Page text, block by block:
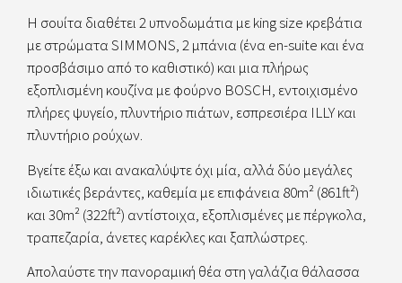
Η σουίτα διαθέτει 2 υπνοδωμάτια με king size κρεβάτια
με στρώματα SIMMONS, 2 μπάνια (ένα en-suite και ένα
προσβάσιμο από το καθιστικό) και μια πλήρως
εξοπλισμένη κουζίνα με φούρνο BOSCH, εντοιχισμένο
πλήρες ψυγείο, πλυντήριο πιάτων, εσπρεσιέρα ILLY και
πλυντήριο ρούχων.
Βγείτε έξω και ανακαλύψτε όχι μία, αλλά δύο μεγάλες
ιδιωτικές βεράντες, καθεμία με επιφάνεια 80m² (861ft²)
και 30m² (322ft²) αντίστοιχα, εξοπλισμένες με πέργκολα,
τραπεζαρία, άνετες καρέκλες και ξαπλώστρες.
Απολαύστε την πανοραμική θέα στη γαλάζια θάλασσα